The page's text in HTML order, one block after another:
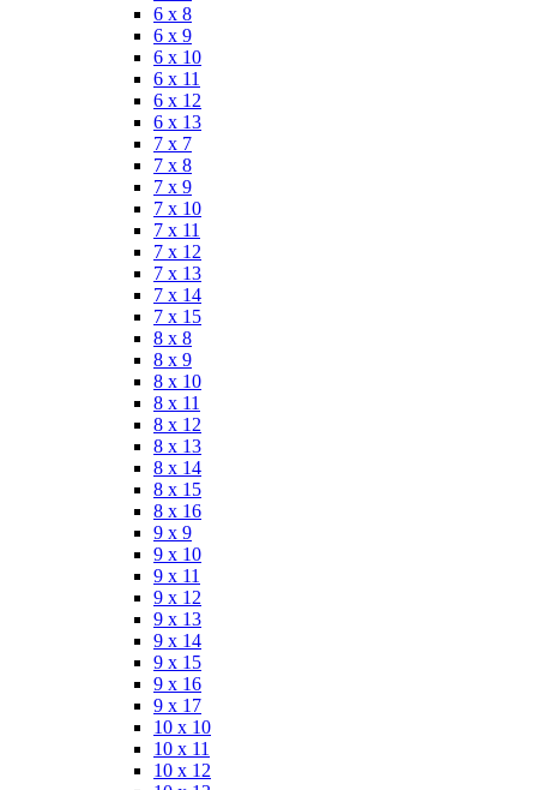
6 x 8
6 x 9
6 x 10
6 x 11
6 x 12
6 x 13
7 x 7
7 x 8
7 x 9
7 x 10
7 x 11
7 x 12
7 x 13
7 x 14
7 x 15
8 x 8
8 x 9
8 x 10
8 x 11
8 x 12
8 x 13
8 x 14
8 x 15
8 x 16
9 x 9
9 x 10
9 x 11
9 x 12
9 x 13
9 x 14
9 x 15
9 x 16
9 x 17
10 x 10
10 x 11
10 x 12